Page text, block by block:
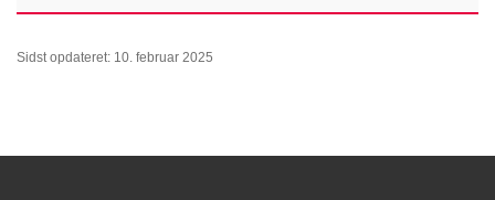
Sidst opdateret: 10. februar 2025